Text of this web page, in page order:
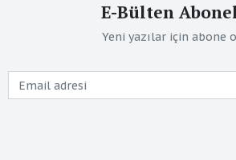
E-Bülten
Yeni yazılar için abone